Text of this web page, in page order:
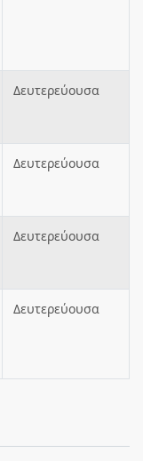
Δευτερεύουσα
Δευτερεύουσα
Δευτερεύουσα
Δευτερεύουσα